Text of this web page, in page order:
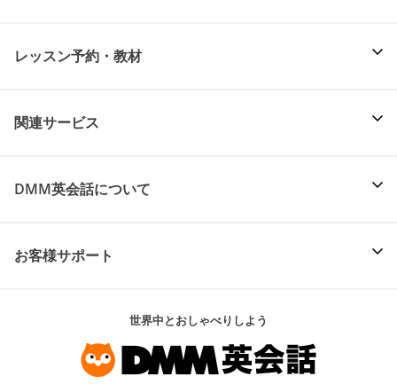
レッスン予約・教材
関連サービス
DMM英会話について
お客様サポート
世界中とおしゃべりしよう